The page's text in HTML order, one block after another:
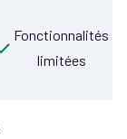
Fonctionnalités
limitées